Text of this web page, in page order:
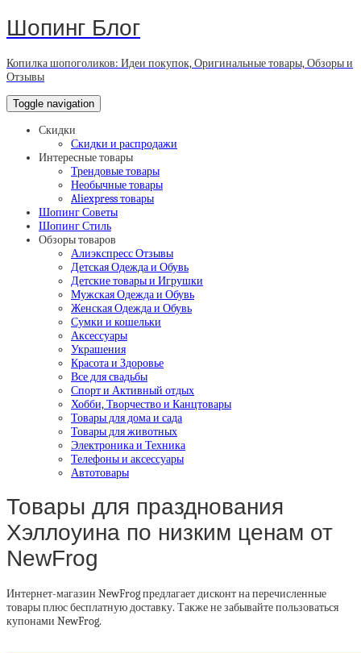
Шопинг Блог
Копилка шопоголиков: Идеи покупок, Оригинальные товары, Обзоры и
Отзывы
Toggle navigation
Скидки
Скидки и распродажи
Интересные товары
Трендовые товары
Необычные товары
Aliexpress товары
Шопинг Советы
Шопинг Стиль
Обзоры товаров
Алиэкспресс Отзывы
Детская Одежда и Обувь
Детские товары и Игрушки
Мужская Одежда и Обувь
Женская Одежда и Обувь
Сумки и кошельки
Аксессуары
Украшения
Красота и Здоровье
Все для свадьбы
Спорт и Активный отдых
Хобби, Творчество и Канцтовары
Товары для дома и сада
Товары для животных
Электроника и Техника
Телефоны и аксессуары
Автотовары
Товары для празднования
Хэллоуина по низким ценам от
NewFrog
Интернет-магазин NewFrog предлагает дисконт на перечисленные
товары плюс бесплатную доставку. Также не забывайте пользоваться
купонами NewFrog.